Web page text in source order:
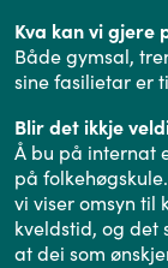
Kva kan vi gjere
Både gymsal,
sine fasilietar er
Blir det ikkje
Å bu på internat
på
vi viser omsyn til
kveldstid, og det
at dei som